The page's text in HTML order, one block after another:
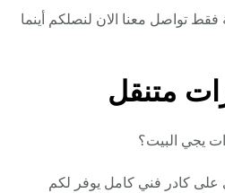
تواصل معنا الان لنصلكم أينما
متنقل
يجي البيت؟
كادر فني كامل يوفر لكم